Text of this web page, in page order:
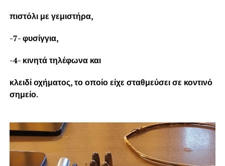
πιστόλι με γεμιστήρα,
-7- φυσίγγια,
-4- κινητά τηλέφωνα και
κλειδί οχήματος, το οποίο είχε σταθμεύσει σε κοντινό
σημείο.